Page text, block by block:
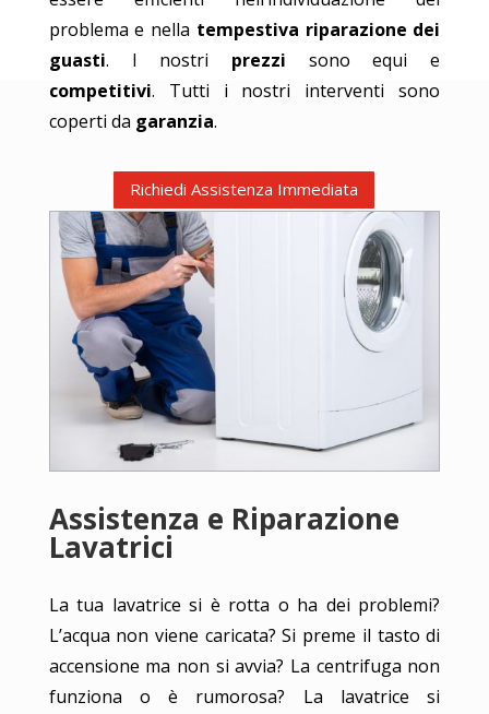
problema e nella tempestiva riparazione dei
guasti. I nostri prezzi sono equi e
competitivi. Tutti i nostri interventi sono
coperti da garanzia.
Richiedi Assistenza Immediata
Assistenza e Riparazione
Lavatrici
La tua lavatrice si è rotta o ha dei problemi?
L’acqua non viene caricata? Si preme il tasto di
accensione ma non si avvia? La centrifuga non
funziona o è rumorosa? La lavatrice si